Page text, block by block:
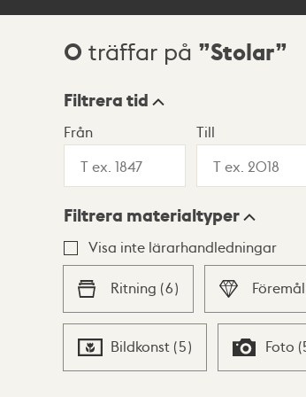
Sökresultat
0 träffar på Stolar
Visningsläge
Lista Karta
Filtrera tid
Från Till
Filtrera materialtyper
Visa inte lärarhandledningar
Ritning (6) Föremål
Bildkonst (5) Foto (